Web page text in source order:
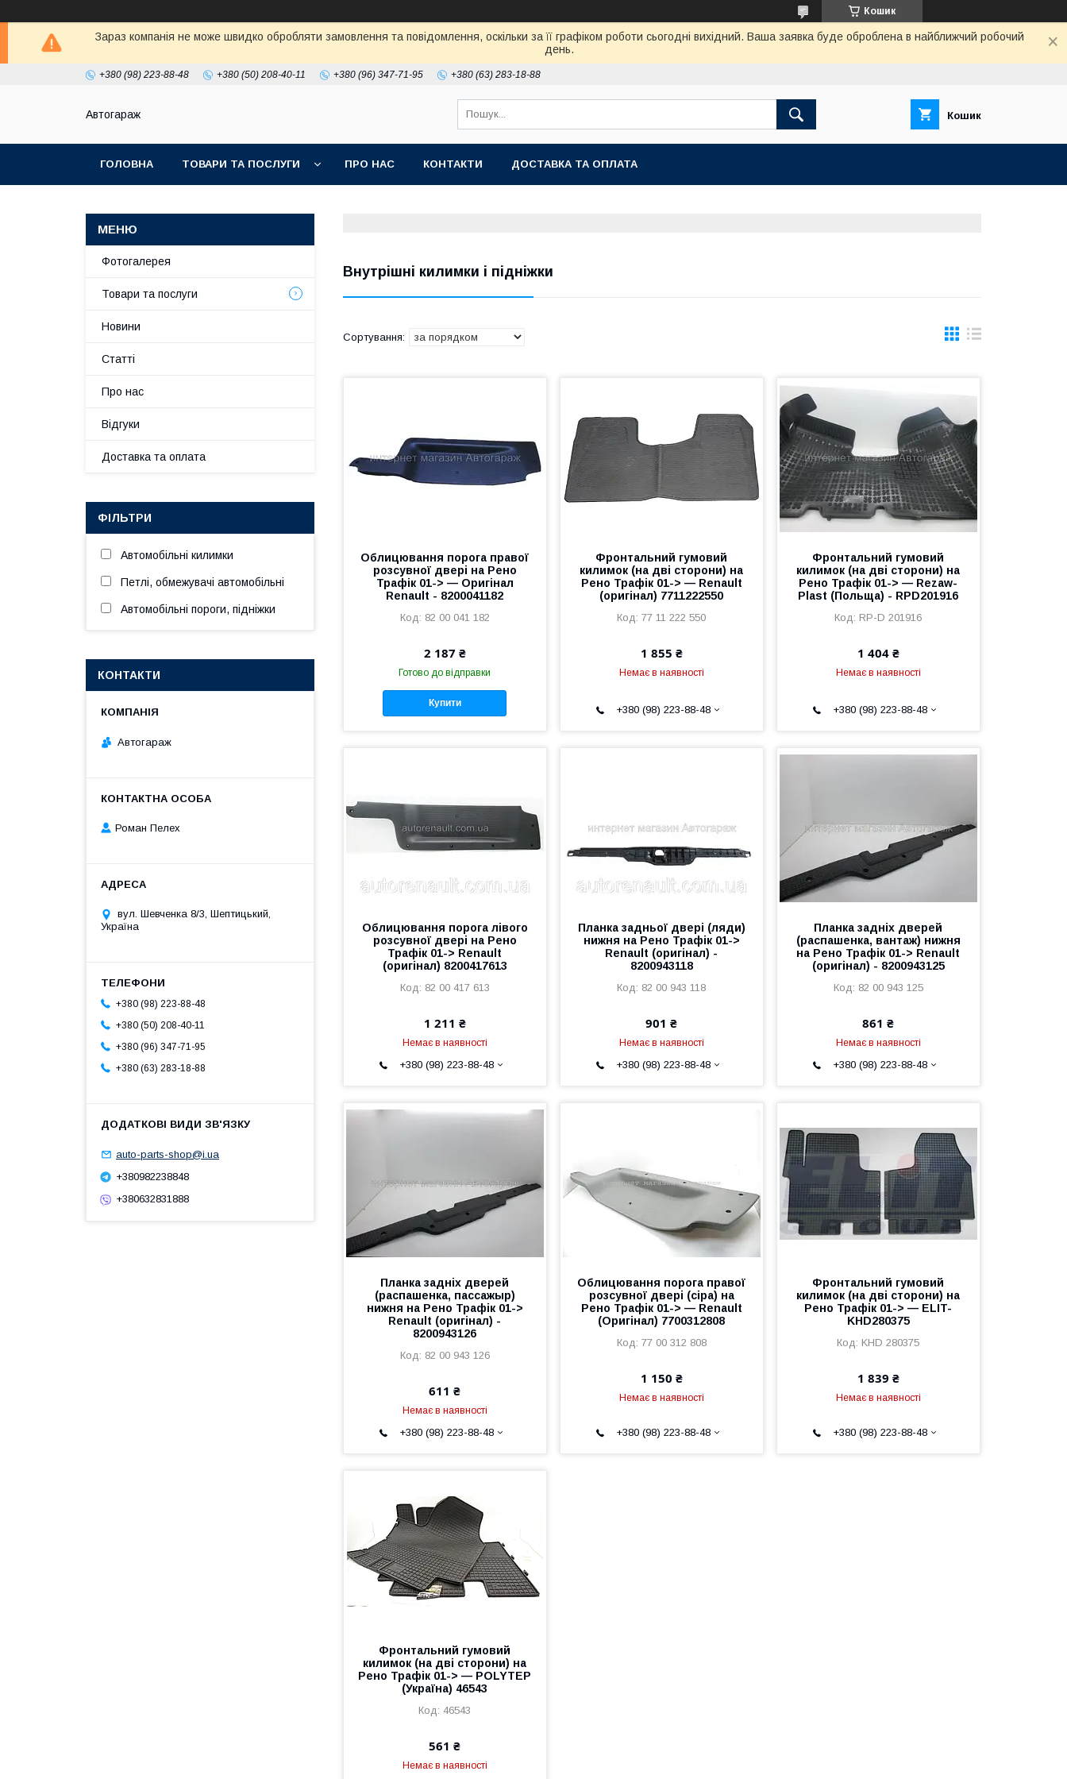
Кошик
Зараз компанія не може швидко обробляти замовлення та повідомлення, оскільки за її графіком роботи сьогодні вихідний. Ваша заявка буде оброблена в найближчий робочий
день.
+380 (98) 223-88-48 +380 (50) 208-40-11 +380 (96) 347-71-95 +380 (63) 283-18-88
Автогараж Кошик
ГОЛОВНА ТОВАРИ ТА ПОСЛУГИ ПРО НАС КОНТАКТИ ДОСТАВКА ТА ОПЛАТА
Внутрішні килимки і підніжки
Облицювання порога правої
розсувної двері на Рено
Трафік 01-> — Оригінал
Renault - 8200041182
82 00 041 182
2 187 ₴
Готово до відправки
Купити
Фронтальний гумовий
килимок (на дві сторони) на
Рено Трафік 01-> — Renault
(оригінал) 7711222550
77 11 222 550
1 855 ₴
Немає в наявності
+380 (98) 223-88-48
Фронтальний гумовий
килимок (на дві сторони) на
Рено Трафік 01-> — Rezaw-
Plast (Польща) - RPD201916
RP-D 201916
1 404 ₴
Немає в наявності
+380 (98) 223-88-48
Облицювання порога лівого
розсувної двері на Рено
Трафік 01-> Renault
(оригінал) 8200417613
82 00 417 613
1 211 ₴
Немає в наявності
+380 (98) 223-88-48
Планка задньої двері (ляди)
нижня на Рено Трафік 01->
Renault (оригінал) -
8200943118
82 00 943 118
901 ₴
Немає в наявності
+380 (98) 223-88-48
Планка задніх дверей
(распашенка, вантаж) нижня
на Рено Трафік 01-> Renault
(оригінал) - 8200943125
82 00 943 125
861 ₴
Немає в наявності
+380 (98) 223-88-48
Планка задніх дверей
(распашенка, пассажыр)
нижня на Рено Трафік 01->
Renault (оригінал) -
8200943126
82 00 943 126
611 ₴
Немає в наявності
+380 (98) 223-88-48
Облицювання порога правої
розсувної двері (сіра) на
Рено Трафік 01-> — Renault
(Оригінал) 7700312808
77 00 312 808
1 150 ₴
Немає в наявності
+380 (98) 223-88-48
Фронтальний гумовий
килимок (на дві сторони) на
Рено Трафік 01-> — ELIT-
KHD280375
KHD 280375
1 839 ₴
Немає в наявності
+380 (98) 223-88-48
Фронтальний гумовий
килимок (на дві сторони) на
Рено Трафік 01-> — POLYTEP
(Україна) 46543
46543
561 ₴
Немає в наявності
Фотогалерея
Товари та послуги
Новини
Статті
Про нас
Відгуки
Доставка та оплата
ФІЛЬТРИ
Автомобільні килимки
Петлі, обмежувачі автомобільні
Автомобільні пороги, підніжки
КОНТАКТИ
Автогараж
Роман Пелех
вул. Шевченка 8/3, Шептицький,
Україна
+380 (98) 223-88-48
+380 (50) 208-40-11
+380 (96) 347-71-95
+380 (63) 283-18-88
auto-parts-shop@i.ua
+380982238848
+380632831888